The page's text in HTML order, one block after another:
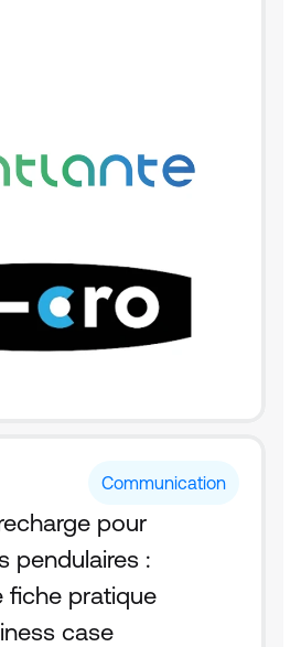
Communication
pour
pendulaires :
fiche pratique
case